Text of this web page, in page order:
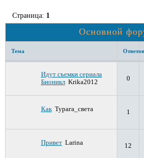
Основной
Страница: 1
Тема Ответов
Идут съемки сериала
Бионикл Krika2012 0
Как Турага_света 1
Привет Larina 12